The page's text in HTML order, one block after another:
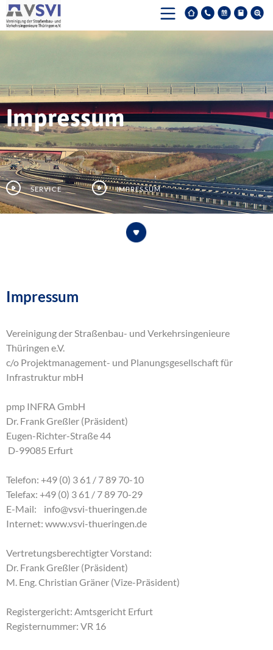
Impressum
Service Impressum
Impressum
Vereinigung der Straßenbau- und Verkehrsingenieure
Thüringen e.V.
c/o Projektmanagement- und Planungsgesellschaft für
Infrastruktur mbH
pmp INFRA GmbH
Dr. Frank Greßler (Präsident)
Eugen-Richter-Straße 44
D-99085 Erfurt
Telefon: +49 (0) 3 61 / 7 89 70-10
Telefax: +49 (0) 3 61 / 7 89 70-29
E-Mail: info@vsvi-thueringen.de
Internet: www.vsvi-thueringen.de
Vertretungsberechtigter Vorstand:
Dr. Frank Greßler (Präsident)
M. Eng. Christian Gräner (Vize-Präsident)
Registergericht: Amtsgericht Erfurt
Registernummer: VR 16